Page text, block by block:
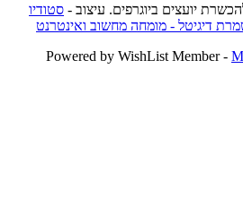
סטודיו
דיגיטל - מומחה מחשוב ואינטרנט
Powered by WishList Member -